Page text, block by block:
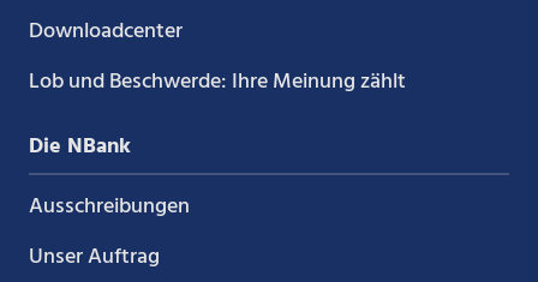
Downloadcenter
Lob und Beschwerde: Ihre Meinung zählt
Die NBank
Ausschreibungen
Unser Auftrag